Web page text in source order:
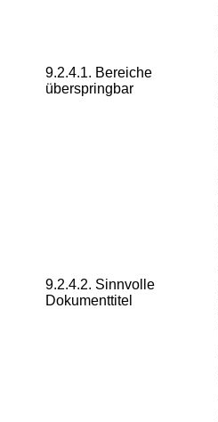
9.2.4.1. Bereiche
überspringbar
9.2.4.2. Sinnvolle
Dokumenttitel